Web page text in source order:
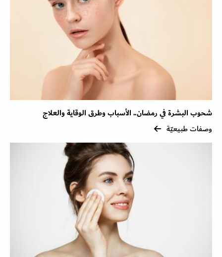
شحوب البشرة في رمضان.. الأسباب وطرق الوقاية والعلاج
وصفات طبيعيّة